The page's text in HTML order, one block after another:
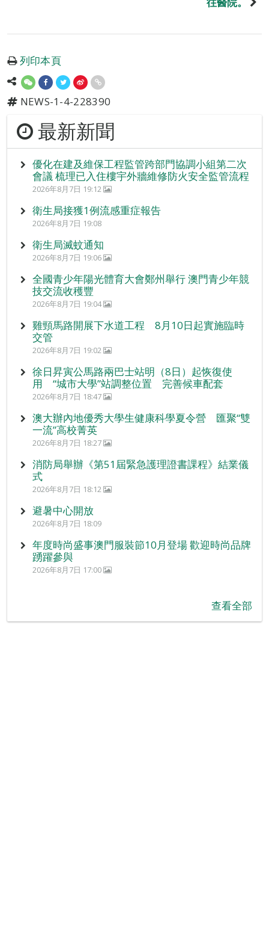
列印本頁
NEWS-1-4-228390
最新新聞
優化在建及維保工程監管跨部門協調小組第二次
會議 梳理已入住樓宇外牆維修防火安全監管流程
2026年8月7日 19:12
衛生局接獲1例流感重症報告
2026年8月7日 19:08
衛生局滅蚊通知
2026年8月7日 19:06
全國青少年陽光體育大會鄭州舉行 澳門青少年競
技交流收穫豐
2026年8月7日 19:04
雞頸馬路開展下水道工程 8月10日起實施臨時
交管
2026年8月7日 19:02
徐日昇寅公馬路兩巴士站明（8日）起恢復使
用 “城市大學”站調整位置 完善候車配套
2026年8月7日 18:47
澳大辦內地優秀大學生健康科學夏令營 匯聚“雙
一流”高校菁英
2026年8月7日 18:27
消防局舉辦《第51屆緊急護理證書課程》結業儀
式
2026年8月7日 18:12
避暑中心開放
2026年8月7日 18:09
年度時尚盛事澳門服裝節10月登場 歡迎時尚品牌
踴躍參與
2026年8月7日 17:00
查看全部